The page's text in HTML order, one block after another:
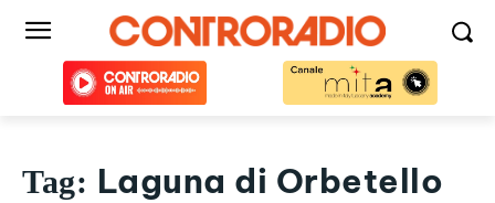
Tag: Laguna di Orbetello